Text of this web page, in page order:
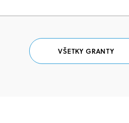
VŠETKY GRANTY